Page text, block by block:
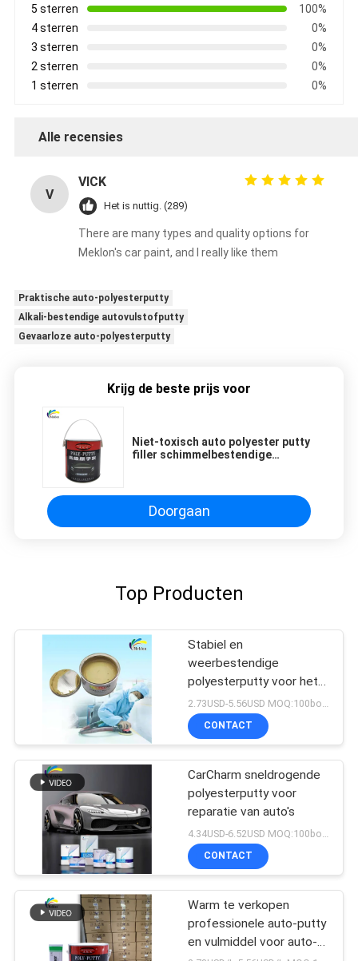
5 sterren
100%
4 sterren
0%
3 sterren
0%
2 sterren
0%
1 sterren
0%
Alle recensies
V
VICK
Het is nuttig. (289)
There are many types and quality options for
Meklon's car paint, and I really like them
Praktische auto-polyesterputty
Alkali-bestendige autovulstofputty
Gevaarloze auto-polyesterputty
Krijg de beste prijs voor
Niet-toxisch auto polyester putty
filler schimmelbestendige
Doorgaan
Top Producten
Stabiel en
weerbestendige
polyesterputty voor het
vullen van auto's
CONTACT
CarCharm sneldrogende
polyesterputty voor
reparatie van auto's
CONTACT
Warm te verkopen
professionele auto-putty
en vulmiddel voor auto-